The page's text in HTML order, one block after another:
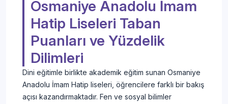
Osmaniye Anadolu İmam
Hatip Liseleri Taban
Puanları ve Yüzdelik
Dilimleri
Dini eğitimle birlikte akademik eğitim sunan Osmaniye
Anadolu İmam Hatip liseleri, öğrencilere farklı bir bakış
açısı kazandırmaktadır. Fen ve sosyal bilimler